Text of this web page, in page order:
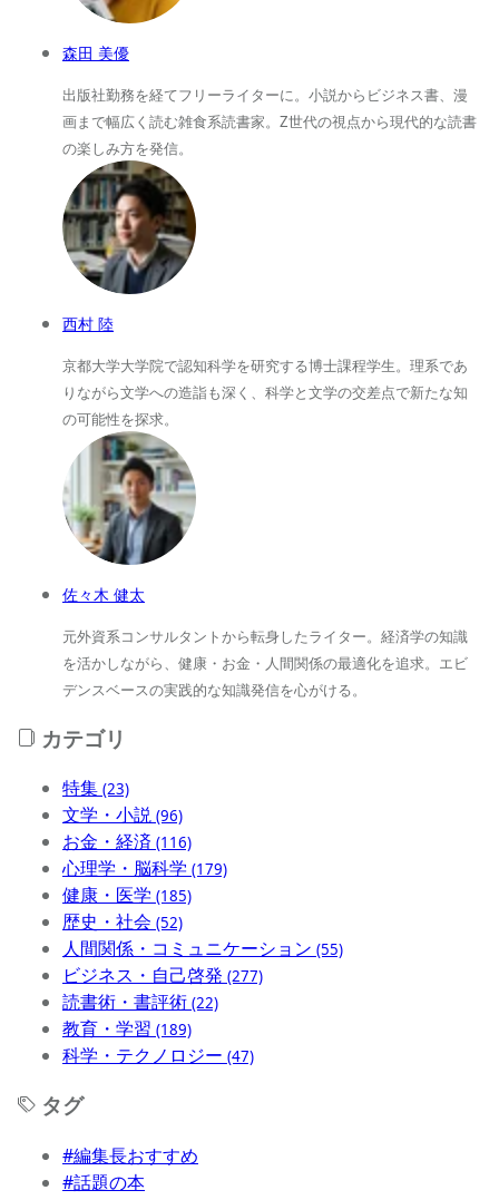
森田 美優
出版社勤務を経てフリーライターに。小説からビジネス書、漫
画まで幅広く読む雑食系読書家。Z世代の視点から現代的な読書
の楽しみ方を発信。
西村 陸
京都大学大学院で認知科学を研究する博士課程学生。理系であ
りながら文学への造詣も深く、科学と文学の交差点で新たな知
の可能性を探求。
佐々木 健太
元外資系コンサルタントから転身したライター。経済学の知識
を活かしながら、健康・お金・人間関係の最適化を追求。エビ
デンスベースの実践的な知識発信を心がける。
カテゴリ
特集 (23)
文学・小説 (96)
お金・経済 (116)
心理学・脳科学 (179)
健康・医学 (185)
歴史・社会 (52)
人間関係・コミュニケーション (55)
ビジネス・自己啓発 (277)
読書術・書評術 (22)
教育・学習 (189)
科学・テクノロジー (47)
タグ
#編集長おすすめ
#話題の本